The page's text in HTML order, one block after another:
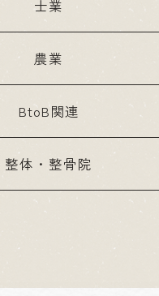
士業
農業
BtoB関連
整体・整骨院